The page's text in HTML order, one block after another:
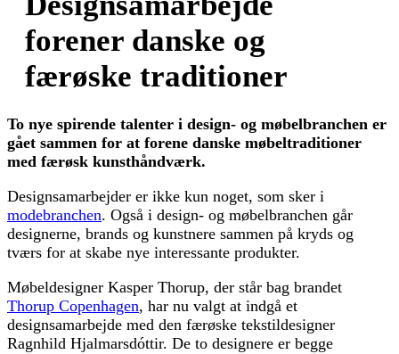
forener danske og
færøske traditioner
To nye spirende talenter i design- og møbelbranchen er
gået sammen for at forene danske møbeltraditioner
med færøsk kunsthåndværk.
Designsamarbejder er ikke kun noget, som sker i
modebranchen. Også i design- og møbelbranchen går
designerne, brands og kunstnere sammen på kryds og
tværs for at skabe nye interessante produkter.
Møbeldesigner Kasper Thorup, der står bag brandet
Thorup Copenhagen, har nu valgt at indgå et
designsamarbejde med den færøske tekstildesigner
Ragnhild Hjalmarsdóttir. De to designere er begge